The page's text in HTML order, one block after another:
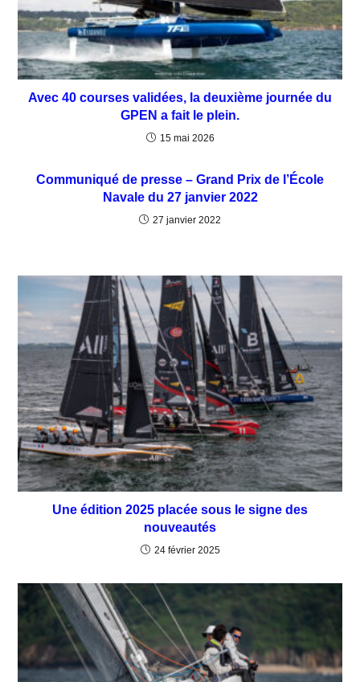
Avec 40 courses validées, la deuxième journée du
GPEN a fait le plein.
15 mai 2026
Communiqué de presse – Grand Prix de l’École
Navale du 27 janvier 2022
27 janvier 2022
Une édition 2025 placée sous le signe des
nouveautés
24 février 2025